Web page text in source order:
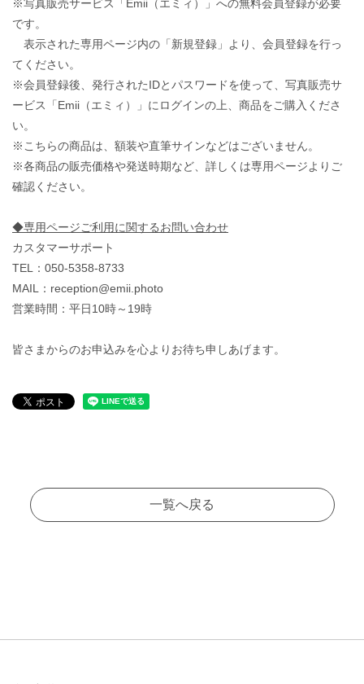
※写真販売サービス「Emii（エミィ）」への無料会員登録が必要
です。
表示された専用ページ内の「新規登録」より、会員登録を行っ
てください。
※会員登録後、発行されたIDとパスワードを使って、写真販売サ
ービス「Emii（エミィ）」にログインの上、商品をご購入くださ
い。
※こちらの商品は、額装や直筆サインなどはございません。
※各商品の販売価格や発送時期など、詳しくは専用ページよりご
確認ください。
◆専用ページご利用に関するお問い合わせ
カスタマーサポート
TEL：050-5358-8733
MAIL：reception@emii.photo
営業時間：平日10時～19時
皆さまからのお申込みを心よりお待ち申しあげます。
一覧へ戻る